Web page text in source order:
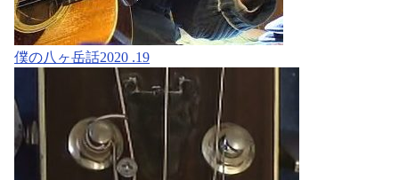
僕の八ヶ岳話2020 .19